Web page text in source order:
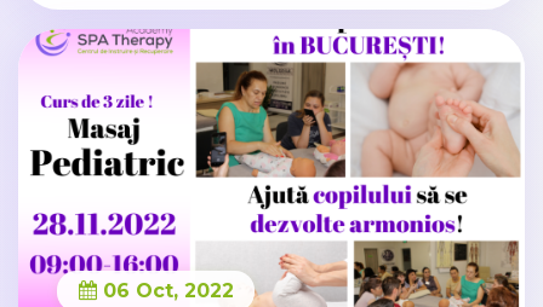
06 Oct, 2022